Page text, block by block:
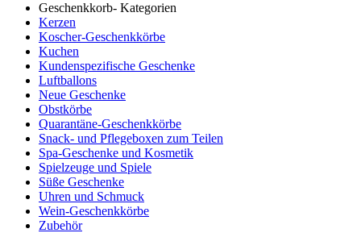
Geschenkkorb- Kategorien
Kerzen
Koscher-Geschenkkörbe
Kuchen
Kundenspezifische Geschenke
Luftballons
Neue Geschenke
Obstkörbe
Quarantäne-Geschenkkörbe
Snack- und Pflegeboxen zum Teilen
Spa-Geschenke und Kosmetik
Spielzeuge und Spiele
Süße Geschenke
Uhren und Schmuck
Wein-Geschenkkörbe
Zubehör